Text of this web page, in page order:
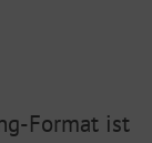
Format ist